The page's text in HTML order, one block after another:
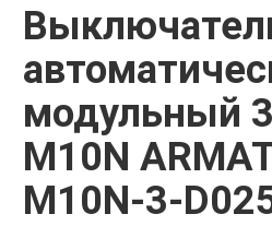
модульный
M10N
M10N-3-